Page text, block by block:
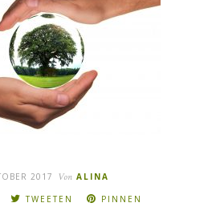
2017 Von ALINA
TWEETEN
PINNEN